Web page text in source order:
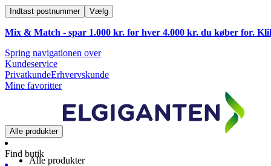
Indtast postnummer Vælg
Mix & Match - spar 1.000 kr. for hver 4.000 kr. du køber for.
Spring navigationen over
Kundeservice
PrivatkundeErhvervskunde
Mine favoritter
Alle produkter
Find butik
Alle produkter